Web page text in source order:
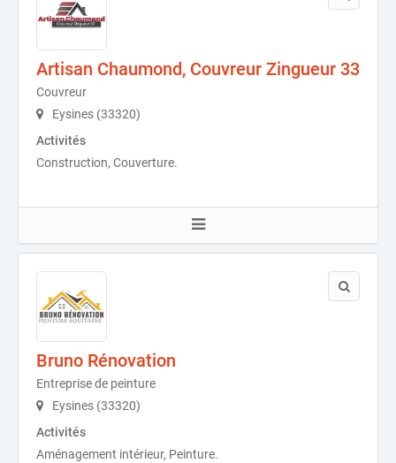
Artisan Chaumond, Couvreur Zingueur 33
Couvreur
Eysines (33320)
Activités
Construction, Couverture.
Bruno Rénovation
Entreprise de peinture
Eysines (33320)
Activités
Aménagement intérieur, Peinture.